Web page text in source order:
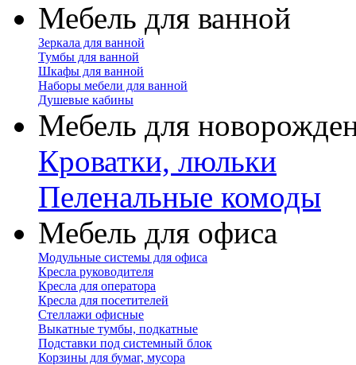
Мебель для ванной
Зеркала для ванной
Тумбы для ванной
Шкафы для ванной
Наборы мебели для ванной
Душевые кабины
Мебель для
Кроватки, люльки
Пеленальные комоды
Мебель для офиса
Модульные системы для офиса
Кресла руководителя
Кресла для оператора
Кресла для посетителей
Стеллажи офисные
Выкатные тумбы, подкатные
Подставки под системный блок
Корзины для бумаг, мусора